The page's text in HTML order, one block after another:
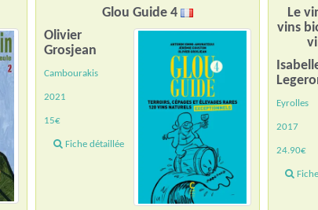
Glou Guide 4
Olivier
Grosjean
Cambourakis
2021
15€
Fiche détaillée
Le
vins
Eyrolles
2017
24.90€